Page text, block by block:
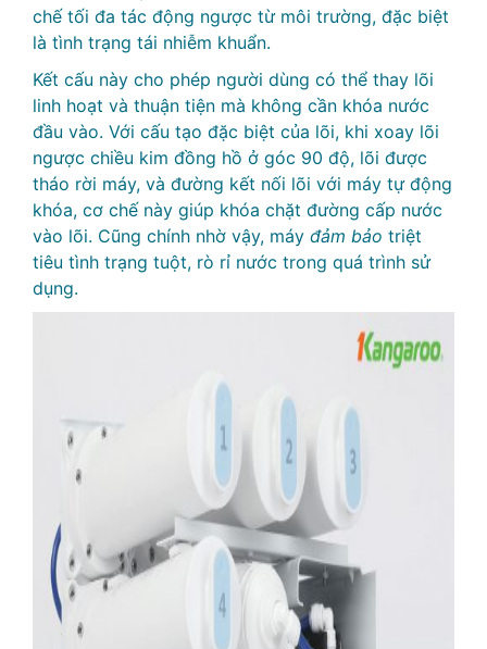
chế tối đa tác động ngược từ môi trường, đặc biệt
là tình trạng tái nhiễm khuẩn.
Kết cấu này cho phép người dùng có thể thay lõi
linh hoạt và thuận tiện mà không cần khóa nước
đầu vào. Với cấu tạo đặc biệt của lõi, khi xoay lõi
ngược chiều kim đồng hồ ở góc 90 độ, lõi được
tháo rời máy, và đường kết nối lõi với máy tự động
khóa, cơ chế này giúp khóa chặt đường cấp nước
vào lõi. Cũng chính nhờ vậy, máy đảm bảo triệt
tiêu tình trạng tuột, rò rỉ nước trong quá trình sử
dụng.